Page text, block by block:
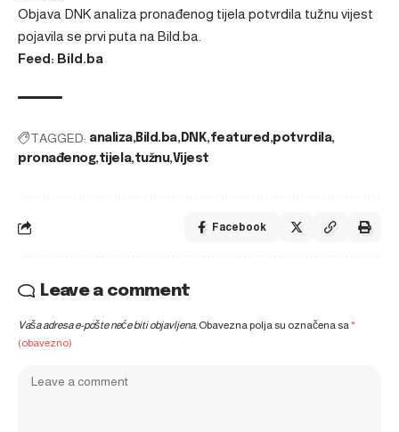
Objava DNK analiza pronađenog tijela potvrdila tužnu vijest
pojavila se prvi puta na Bild.ba
Feed: Bild.ba
TAGGED: analiza Bild.ba DNK featured potvrdila
pronađenog tijela tužnu Vijest
Facebook
Leave a comment
Vaša adresa e-pošte neće biti objavljena. Obavezna polja su označena sa*
(obavezno)